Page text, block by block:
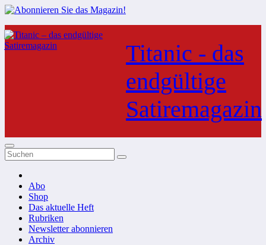
Zum
Inhalt
springen
Titanic - das
endgültige
Satiremagazin
Abo
Shop
Das aktuelle Heft
Rubriken
Newsletter abonnieren
Archiv